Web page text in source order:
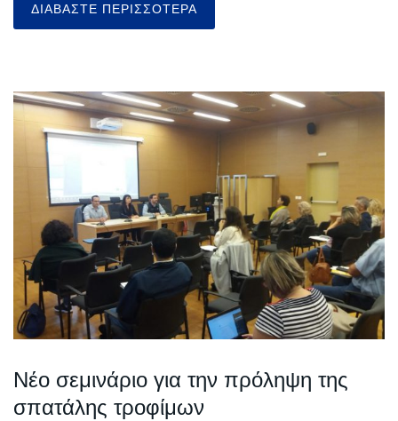
ΔΙΑΒΆΣΤΕ ΠΕΡΙΣΣΌΤΕΡΑ
Νέο σεμινάριο για την πρόληψη της
σπατάλης τροφίμων